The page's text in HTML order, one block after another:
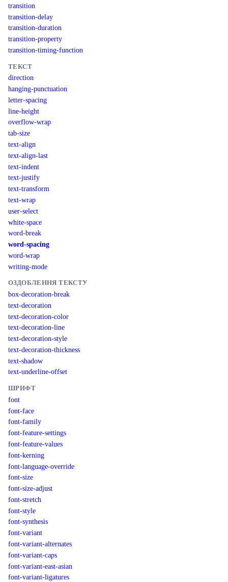
transition
transition-delay
transition-duration
transition-property
transition-timing-function
ТЕКСТ
direction
hanging-punctuation
letter-spacing
line-height
overflow-wrap
tab-size
text-align
text-align-last
text-indent
text-justify
text-transform
text-wrap
user-select
white-space
word-break
word-spacing
word-wrap
writing-mode
ОЗДОБЛЕННЯ ТЕКСТУ
box-decoration-break
text-decoration
text-decoration-color
text-decoration-line
text-decoration-style
text-decoration-thickness
text-shadow
text-underline-offset
ШРИФТ
font
font-face
font-family
font-feature-settings
font-feature-values
font-kerning
font-language-override
font-size
font-size-adjust
font-stretch
font-style
font-synthesis
font-variant
font-variant-alternates
font-variant-caps
font-variant-east-asian
font-variant-ligatures